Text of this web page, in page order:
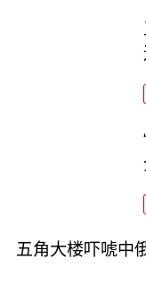
五角大楼吓唬中